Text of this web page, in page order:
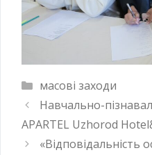
масові заходи
Навчально-
APARTEL Uzhorod
«Відповідальність